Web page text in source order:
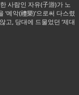
사람인 자유(子游)가 노
예악(禮樂)’으로써 다스렸
고, 당대에 드물었던 ‘제대